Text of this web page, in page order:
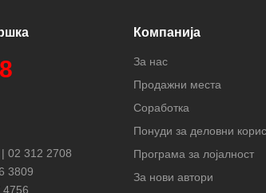
| 02 312 2708
3809
4756
Компанија
За нас
Продажни места
Соработка
Понуди за деловни
Програма за лојалност
За нови автори